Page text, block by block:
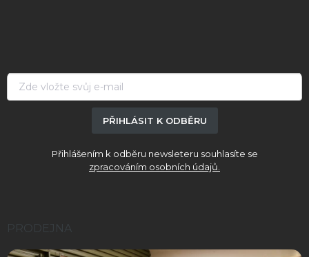
PŘIHLÁSIT K ODBĚRU
Přihlášením k odběru newsleteru souhlasíte se
zpracováním osobních údajů.
PRODEJNA